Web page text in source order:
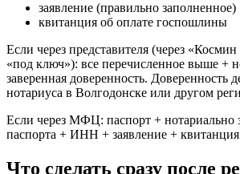
заявление (правильно заполненное)
квитанция об оплате госпошлины
Если через представителя (через
«под ключ»): все перечисленное выше +
заверенная доверенность. Доверенность
нотариуса в Волгодонске или другом
Если через МФЦ: паспорт + нотариально
паспорта + ИНН + заявление +
Что сделать сразу после